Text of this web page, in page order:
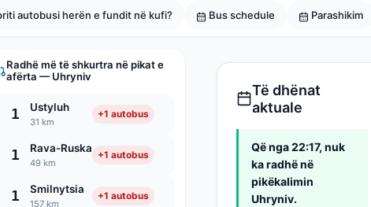
autobusi herën e fundit në kufi? Bus schedule Parashikim
Radhë më të shkurtra në pikat e
afërta — Uhryniv
1 Ustyluh
31 km
+1 autobus
1 Rava-Ruska
49 km
+1 autobus
1 Smilnytsia
157 km
+1 autobus
Të dhënat
aktuale
Që nga 22:17, nuk
ka radhë në
pikëkalimin
Uhryniv.